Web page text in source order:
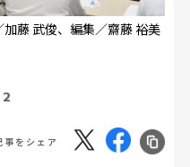
加藤 武俊、編集／齋藤 裕美
2
事をシェア